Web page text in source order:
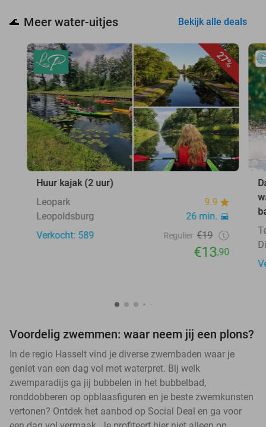
🌊 Meer water-uitjes Bekijk alle deals
27%
Huur kajak (2 uur)
Leopark
9.9
Leopoldsburg
26 min.
Verkocht: 589
Regulier €19
€13,90
Voordelig zwemmen: waar neem jij een plons?
In de regio Hasselt vind je diverse zwembaden waar je
geniet van een dag vol met waterpret. Bij welk
zwemparadijs ga jij bubbelen in het bubbelbad,
ronddobberen op opblaasfiguren en je beste zwemkunsten
vertonen? Ontdek het aanbod op Social Deal en ga voor